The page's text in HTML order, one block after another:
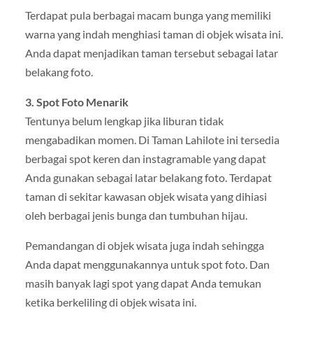
Terdapat pula berbagai macam bunga yang memiliki
warna yang indah menghiasi taman di objek wisata ini.
Anda dapat menjadikan taman tersebut sebagai latar
belakang foto.
3. Spot Foto Menarik
Tentunya belum lengkap jika liburan tidak
mengabadikan momen. Di Taman Lahilote ini tersedia
berbagai spot keren dan instagramable yang dapat
Anda gunakan sebagai latar belakang foto. Terdapat
taman di sekitar kawasan objek wisata yang dihiasi
oleh berbagai jenis bunga dan tumbuhan hijau.
Pemandangan di objek wisata juga indah sehingga
Anda dapat menggunakannya untuk spot foto. Dan
masih banyak lagi spot yang dapat Anda temukan
ketika berkeliling di objek wisata ini.